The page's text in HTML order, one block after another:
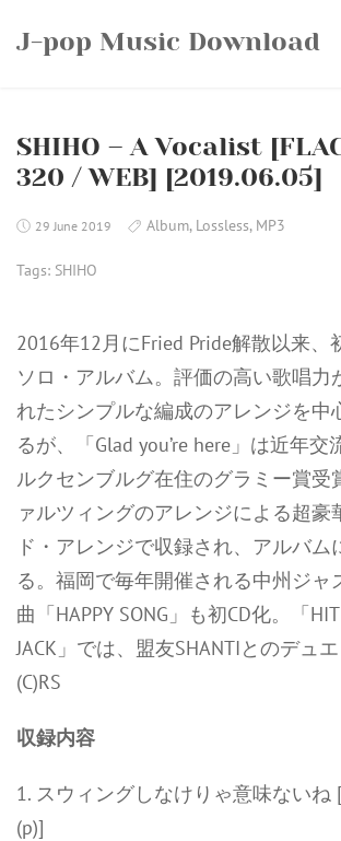
J-pop Music Download
SHIHO – A Vocalist
320 / WEB] [2019.06.05]
29 June 2019 Album, Lossless, MP3
Tags: SHIHO
2016年12月にFried Pride解散以来、
ソロ・アルバム。評価の高い歌唱力
れたシンプルな編成のアレンジを中
るが、「Glad you’re here」は近年交
ルクセンブルグ在住のグラミー賞受
ァルツィングのアレンジによる超豪
ド・アレンジで収録され、アルバム
る。福岡で毎年開催される中州ジャ
曲「HAPPY SONG」も初CD化。「HIT
JACK」では、盟友SHANTIとのデュエ
(C)RS
収録内容
1. スウィングしなけりゃ意味ないね
(p)]